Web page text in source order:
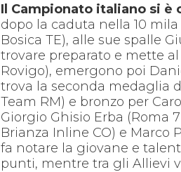
Il Campionato italiano si è
dopo la caduta nella 10
Bosica TE), alle sue spalle
trovare preparato e mette al
Rovigo), emergono poi
trova la seconda medaglia
Team RM) e bronzo per
Giorgio Ghisio Erba (Roma
Brianza Inline CO) e Marco
fa notare la giovane e
punti, mentre tra gli Allievi